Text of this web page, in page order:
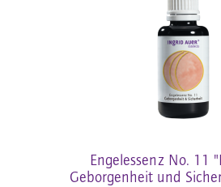
Engelessenz No. 11
Geborgenheit und